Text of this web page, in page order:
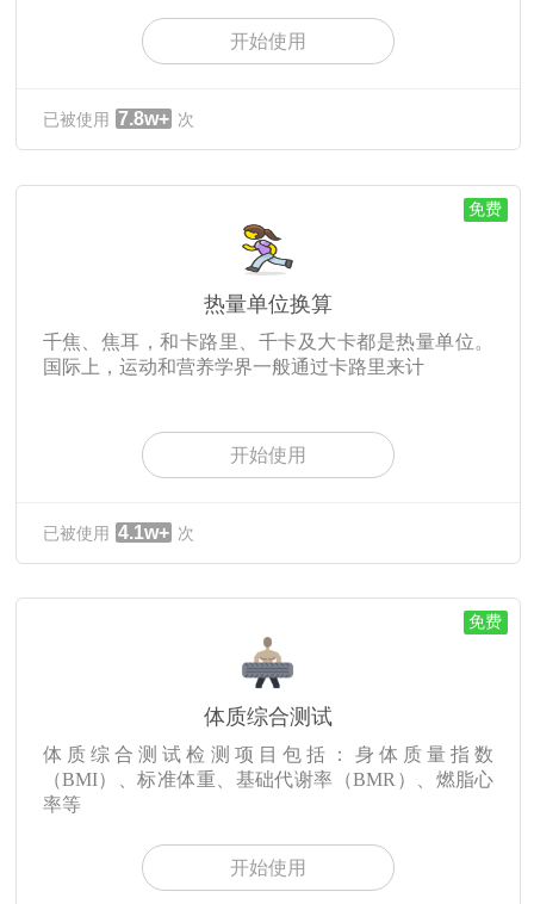
开始使用
已被使用 7.8w+ 次
免费
热量单位换算
千焦、焦耳，和卡路里、千卡及大卡都是热量单位。
国际上，运动和营养学界一般通过卡路里来计
开始使用
已被使用 4.1w+ 次
免费
体质综合测试
体质综合测试检测项目包括：身体质量指数
（BMI）、标准体重、基础代谢率（BMR）、燃脂心
率等
开始使用